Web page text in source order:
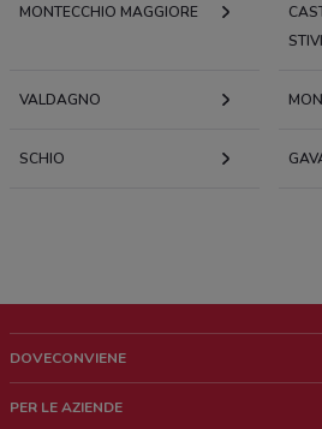
MONTECCHIO MAGGIORE
VALDAGNO
SCHIO
DOVECONVIENE
PER LE AZIENDE